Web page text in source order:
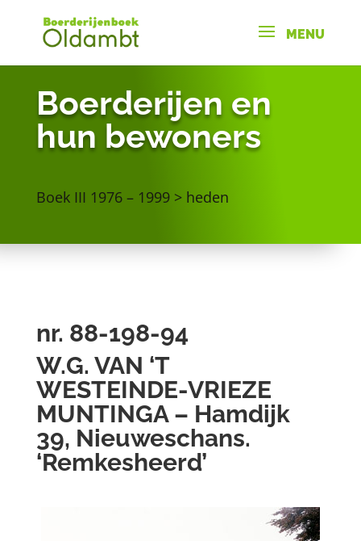
Boerderijen en
hun bewoners
Boek III 1976 – 1999 > heden
nr. 88-198-94
W.G. VAN ‘T
WESTEINDE-VRIEZE
MUNTINGA – Hamdijk
39, Nieuweschans.
‘Remkesheerd’